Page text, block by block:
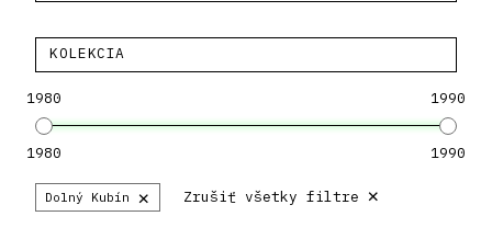
KOLEKCIA
1980 1990
1980 1990
Dolný Kubín × Zrušiť všetky filtre ×